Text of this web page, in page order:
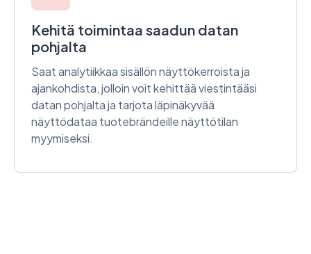
Kehitä toimintaa saadun datan
pohjalta
Saat analytiikkaa sisällön näyttökerroista ja
ajankohdista, jolloin voit kehittää viestintääsi
datan pohjalta ja tarjota läpinäkyvää
näyttödataa tuotebrändeille näyttötilan
myymiseksi.